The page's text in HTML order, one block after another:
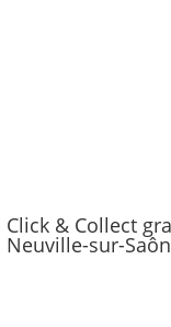
Click & Collect
Neuville-sur-